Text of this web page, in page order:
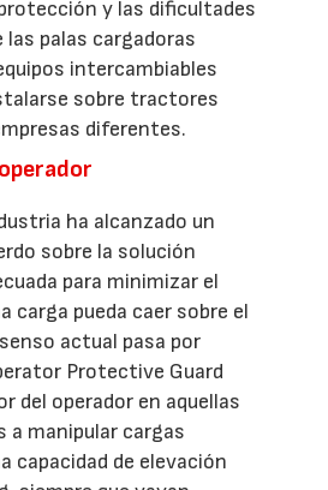
y las dificultades
las palas cargadoras
intercambiables
sobre tractores
diferentes.
ha alcanzado un
sobre la solución
para minimizar el
carga pueda caer sobre el
actual pasa por
Protective Guard
del operador en aquellas
a manipular cargas
capacidad de elevación